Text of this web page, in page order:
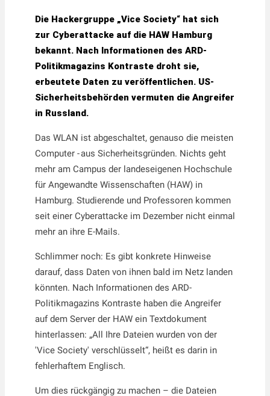
Die Hackergruppe „Vice Society“ hat sich
zur Cyberattacke auf die HAW Hamburg
bekannt. Nach Informationen des ARD-
Politikmagazins Kontraste droht sie,
erbeutete Daten zu veröffentlichen. US-
Sicherheitsbehörden vermuten die Angreifer
in Russland.
Das WLAN ist abgeschaltet, genauso die meisten
Computer - aus Sicherheitsgründen. Nichts geht
mehr am Campus der landeseigenen Hochschule
für Angewandte Wissenschaften (HAW) in
Hamburg. Studierende und Professoren kommen
seit einer Cyberattacke im Dezember nicht einmal
mehr an ihre E-Mails.
Schlimmer noch: Es gibt konkrete Hinweise
darauf, dass Daten von ihnen bald im Netz landen
könnten. Nach Informationen des ARD-
Politikmagazins Kontraste haben die Angreifer
auf dem Server der HAW ein Textdokument
hinterlassen: „All Ihre Dateien wurden von der
'Vice Society' verschlüsselt“, heißt es darin in
fehlerhaftem Englisch.
Um dies rückgängig zu machen – die Dateien